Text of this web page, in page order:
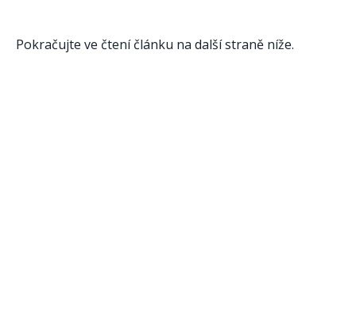
Pokračujte ve čtení článku na další straně níže.